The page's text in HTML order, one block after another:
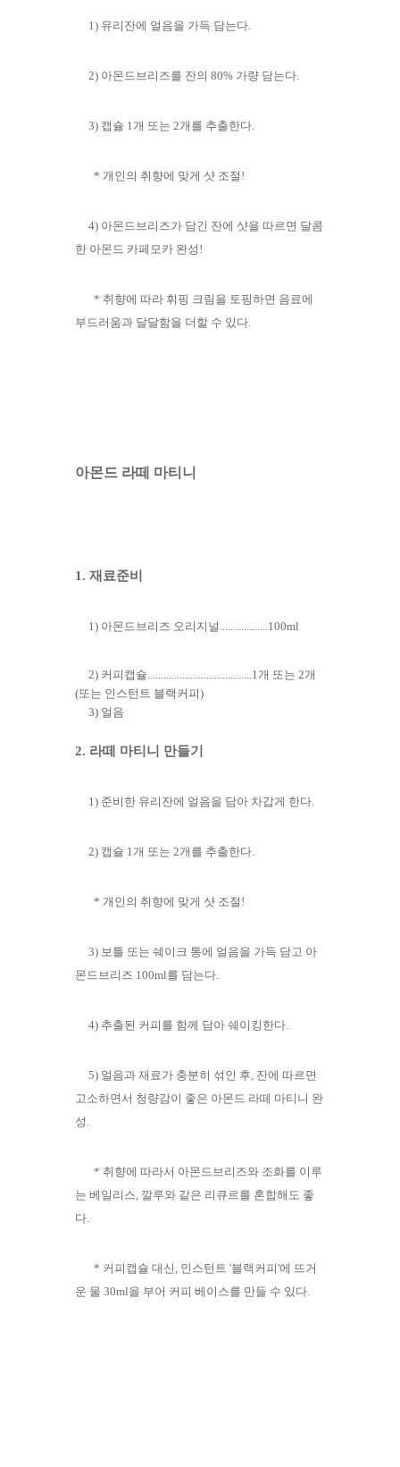
1) 유리잔에 얼음을 가득 담는다.
2) 아몬드브리즈를 잔의 80% 가량 담는다.
3) 캡슐 1개 또는 2개를 추출한다.
* 개인의 취향에 맞게 샷 조절!
4) 아몬드브리즈가 담긴 잔에 샷을 따르면 달콤
한 아몬드 카페모카 완성!
* 취향에 따라 휘핑 크림을 토핑하면 음료에
부드러움과 달달함을 더할 수 있다.
아몬드 라떼 마티니
1. 재료준비
1) 아몬드브리즈 오리지널..................100ml
​2) 커피캡슐.......................................1개 또는 2개
(또는 인스턴트 블랙커피)
3) 얼음
2. 라떼 마티니 만들기
1) 준비한 유리잔에 얼음을 담아 차갑게 한다.
2) 캡슐 1개 또는 2개를 추출한다.
* 개인의 취향에 맞게 샷 조절!
3) 보틀 또는 쉐이크 통에 얼음을 가득 담고 아
몬드브리즈 100ml를 담는다.
4) 추출된 커피를 함께 담아 쉐이킹한다.
5) 얼음과 재료가 충분히 섞인 후, 잔에 따르면
고소하면서 청량감이 좋은 아몬드 라떼 마티니 완
성.
* 취향에 따라서 아몬드브리즈와 조화를 이루
는 베일리스, 깔루와 같은 리큐르를 혼합해도 좋
다.
* 커피캡슐 대신, 인스턴트 '블랙커피'에 뜨거
운 물 30ml을 부어 커피 베이스를 만들 수 있다.